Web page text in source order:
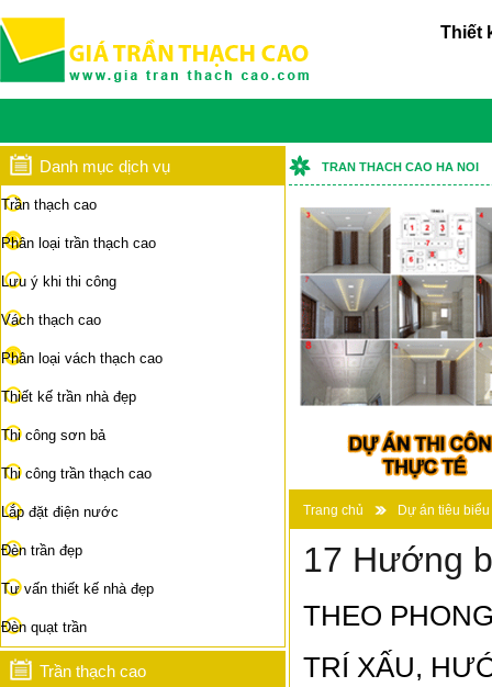
Thiết
Danh mục dịch vụ
Trần thạch cao
Phân loại trần thạch cao
Lưu ý khi thi công
Vách thạch cao
Phân loại vách thạch cao
Thiết kế trần nhà đẹp
Thi công sơn bả
Thi công trần thạch cao
Lắp đặt điện nước
Đèn trần đẹp
Tư vấn thiết kế nhà đẹp
Đèn quạt trần
Trần thạch cao
TRAN THACH CAO HA NOI
Trang chủ Dự án tiêu biểu
17 Hướng
THEO
TRÍ XẤU,